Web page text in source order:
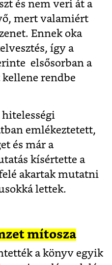
és nem veri át a
mert valamiért
Ennek oka
így a
elsősorban a
rendbe
emlékeztetett,
és már a
kísértette a
akartak mutatni
lettek.
mítosza
a könyv egyik